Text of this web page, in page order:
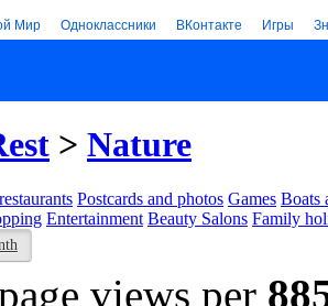
Мир Одноклассники ВКонтакте Игры
> Nature
Postcards and photos Games Boats
Entertainment Beauty Salons Family
views per